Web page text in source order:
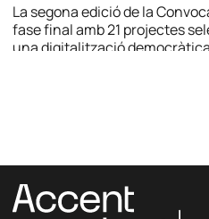
La segona edició de la
fase final amb 21 projectes
una digitalització democràtica.